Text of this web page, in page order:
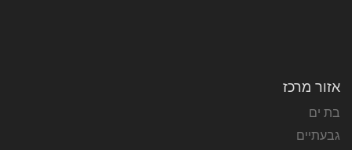
אזור מרכז
בת ים
גבעתיים